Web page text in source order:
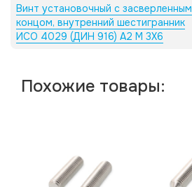
Винт установочный с засверленным
концом, внутренний шестигранник
ИСО 4029 (ДИН 916) А2 M 3X6
Похожие товары: